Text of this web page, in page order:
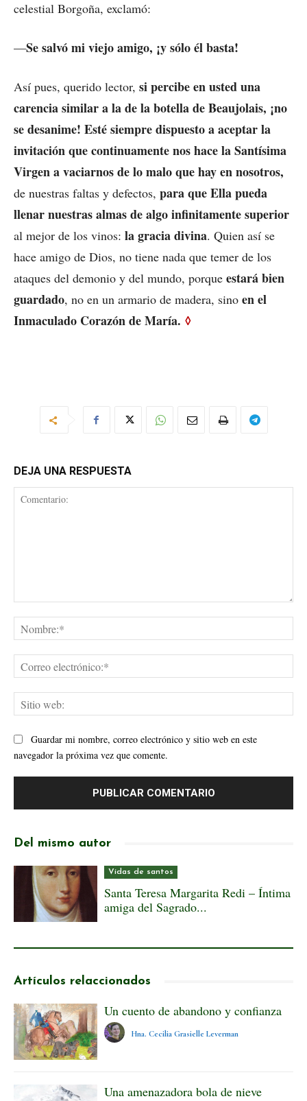
celestial Borgoña, exclamó:
—Se salvó mi viejo amigo, ¡y sólo él basta!
Así pues, querido lector, si percibe en usted una
carencia similar a la de la botella de Beaujolais, ¡no
se desanime! Esté siempre dispuesto a aceptar la
invitación que continuamente nos hace la Santísima
Virgen a vaciarnos de lo malo que hay en nosotros,
de nuestras faltas y defectos, para que Ella pueda
llenar nuestras almas de algo infinitamente superior
al mejor de los vinos: la gracia divina. Quien así se
hace amigo de Dios, no tiene nada que temer de los
ataques del demonio y del mundo, porque estará bien
guardado, no en un armario de madera, sino en el
Inmaculado Corazón de María. ◊
DEJA UNA RESPUESTA
Guardar mi nombre, correo electrónico y sitio web en este
navegador la próxima vez que comente.
Del mismo autor
Vidas de santos
Santa Teresa Margarita Redi – Íntima
amiga del Sagrado...
Artículos relaccionados
Un cuento de abandono y confianza
Hna. Cecilia Grasielle Leverman
Una amenazadora bola de nieve